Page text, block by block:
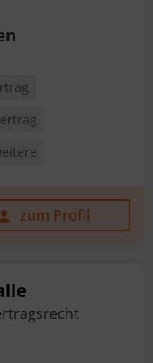
zum Profil